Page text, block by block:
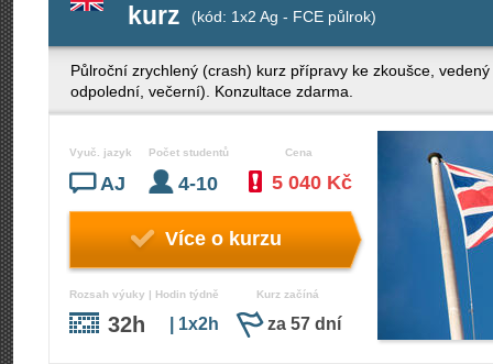
kurz
(kód: 1x2 Ag - FCE půlrok)
Půlroční zrychlený (crash) kurz přípravy ke zkoušce,
odpolední, večerní). Konzultace zdarma.
Vyuč. jazyk
AJ
Počet studentů
4-10
Cena
5 040 Kč
Více o kurzu
Rozsah výuky | Hodin týdně
32h | 1x2h
Kurz začíná
za 57 dní